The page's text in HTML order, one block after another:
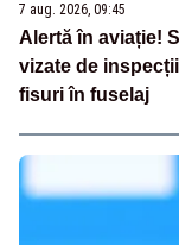
7 aug. 2026, 09:45
Alertă în aviație!
vizate de
fisuri în fuselaj